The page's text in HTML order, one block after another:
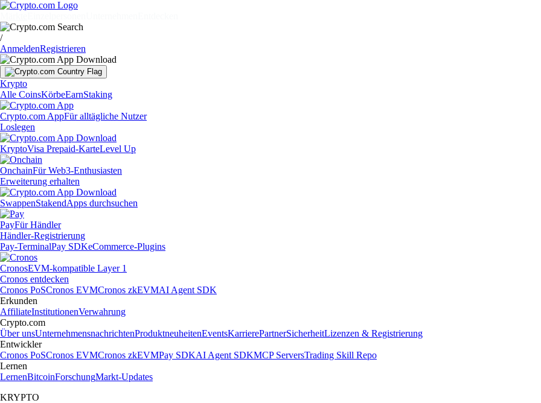
/
AnmeldenRegistrieren
Krypto
Alle CoinsKörbeEarnStaking
Crypto.com AppFür alltägliche Nutzer
Loslegen
KryptoVisa Prepaid-KarteLevel Up
OnchainFür Web3-Enthusiasten
Erweiterung erhalten
SwappenStakendApps durchsuchen
PayFür Händler
Händler-Registrierung
Pay-TerminalPay SDKeCommerce-Plugins
CronosEVM-kompatible Layer 1
Cronos entdecken
Cronos PoSCronos EVMCronos zkEVMAI Agent SDK
Erkunden
AffiliateInstitutionenVerwahrung
Crypto.com
Über unsUnternehmensnachrichtenProduktneuheitenEventsKarrierePartnerSicherheitLizenzen & Registrierung
Entwickler
Cronos PoSCronos EVMCronos zkEVMPay SDKAI Agent SDKMCP ServersTrading Skill Repo
Lernen
LernenBitcoinForschungMarkt-Updates
KRYPTO